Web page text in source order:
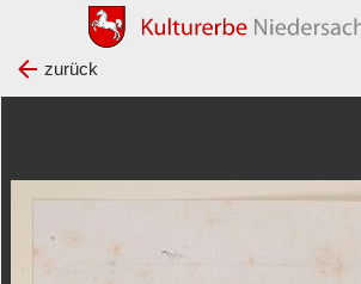
zurück